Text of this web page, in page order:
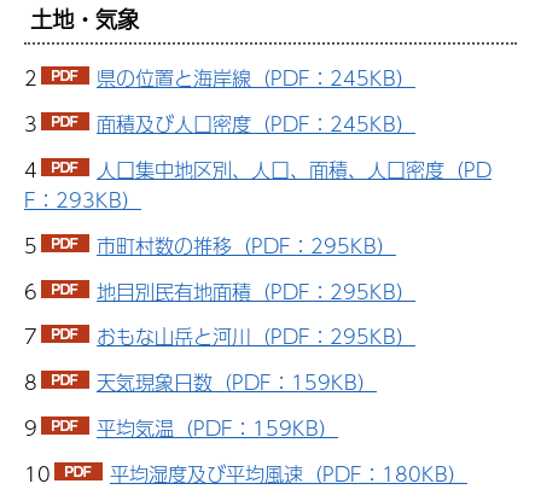
土地・気象
2
県の位置と海岸線（PDF：245KB）
3
面積及び人口密度（PDF：245KB）
4
人口集中地区別、人口、面積、人口密度（PD
F：293KB）
5
市町村数の推移（PDF：295KB）
6
地目別民有地面積（PDF：295KB）
7
おもな山岳と河川（PDF：295KB）
8
天気現象日数（PDF：159KB）
9
平均気温（PDF：159KB）
10
平均湿度及び平均風速（PDF：180KB）